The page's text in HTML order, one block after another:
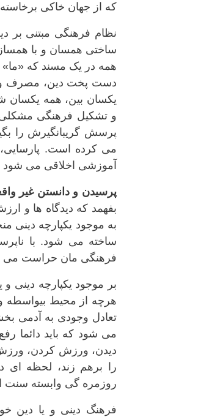
که از جهان خاکی
نظام فرهنگی مبتنی بر
ساختی همسان و با همساز
همه در یک مسند که
دست پخت دین، مصرف و
یکسان بین، همه یکسان
و تشکیل فرهنگی مشکلی
پرسش گریبانگیرش را
می کرده است. پارسایی،
آموزشی اخلاقی می شود
پرسیدن و دانستن غیر
بفهمد که دیدگاه ها و
به موجود یکپارچه دینی
ساخته می شود. با
فرهنگی مان حراست می
بر موجود یکپارچه دینی
هرچه از محیط بیواسطه
تعادل وجودی به آدمی
می شود که باید دائما
دیدن، ورزش کردن،
را برهم زند، لحظه ای
روزمره گی وابسته سنت
فرهنگ دینی و یا دین